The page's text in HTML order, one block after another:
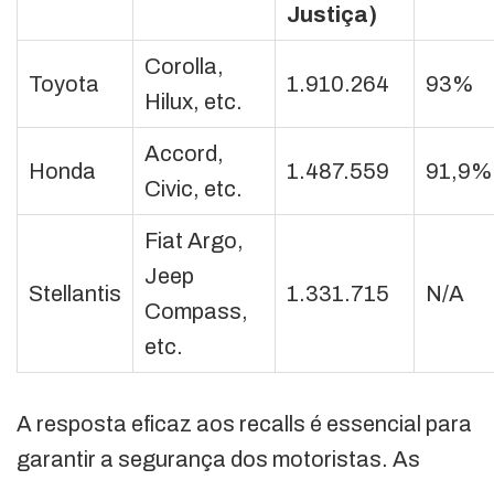
Justiça)
Toyota
Corolla,
Hilux, etc.
1.910.264 93%
Honda
Accord,
Civic, etc.
1.487.559 91,9%
Stellantis
Fiat Argo,
Jeep
Compass,
etc.
1.331.715 N/A
A resposta eficaz aos recalls é essencial para
garantir a segurança dos motoristas. As